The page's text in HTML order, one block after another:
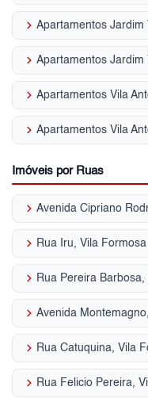
keyboard_arrow_right Apartamentos Jardim
keyboard_arrow_right Apartamentos Jardim
keyboard_arrow_right Apartamentos Vila
keyboard_arrow_right Apartamentos Vila
Imóveis por Ruas
keyboard_arrow_right Avenida Cipriano
keyboard_arrow_right Rua Iru, Vila Formosa
keyboard_arrow_right Rua Pereira
keyboard_arrow_right Avenida
keyboard_arrow_right Rua Catuquina, Vila
keyboard_arrow_right Rua Felicio Pereira,